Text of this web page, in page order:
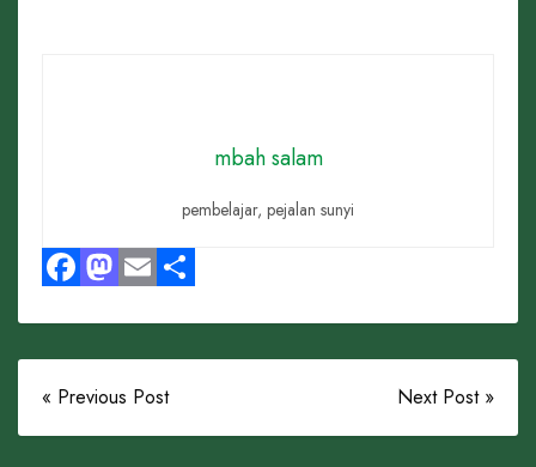
mbah salam
pembelajar, pejalan sunyi
« Previous Post Next Post »